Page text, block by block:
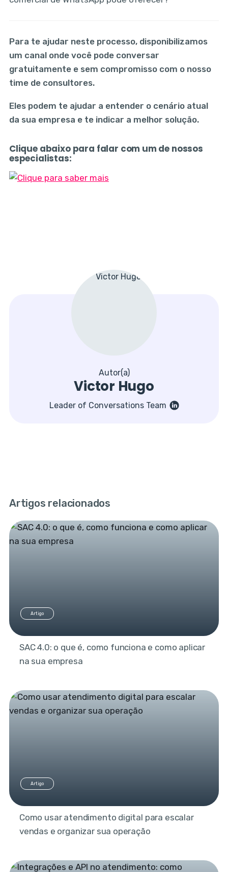
Para te ajudar neste processo, disponibilizamos
um canal onde você pode conversar
gratuitamente e sem compromisso com o nosso
time de consultores.
Eles podem te ajudar a entender o cenário atual
da sua empresa e te indicar a melhor solução.
Clique abaixo para falar com um de nossos
especialistas:
Autor(a)
Victor Hugo
Leader of Conversations Team
Artigos relacionados
Artigo
SAC 4.0: o que é, como funciona e como aplicar
na sua empresa
Artigo
Como usar atendimento digital para escalar
vendas e organizar sua operação